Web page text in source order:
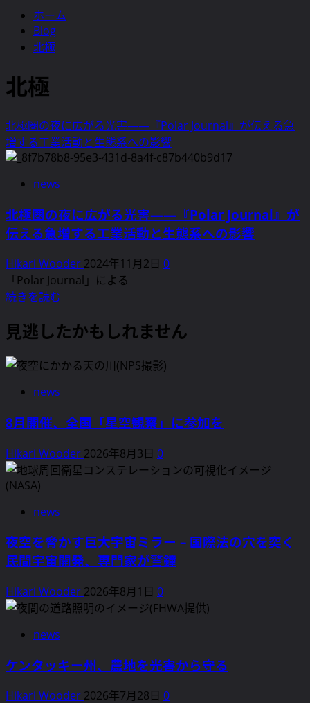
ホーム
Blog
北極
北極
北極圏の夜に広がる光害――『Polar Journal』が伝える急
増する工業活動と生態系への影響
news
北極圏の夜に広がる光害――『Polar Journal』が
伝える急増する工業活動と生態系への影響
Hikari Wooder 2024年11月2日 0
「Polar Journal」による
続きを読む
圏
夜
る
光
害
――『Polar
え
る
増
す
業
動
見逃したかもしれません
news
8月開催、全国「星空観察」に参加を
Hikari Wooder 2026年8月3日 0
news
夜空を脅かす巨大宇宙ミラー – 国際法の穴を突く
民間宇宙開発、専門家が警鐘
Hikari Wooder 2026年8月1日 0
news
ケンタッキー州、農地を光害から守る
Hikari Wooder 2026年7月28日 0